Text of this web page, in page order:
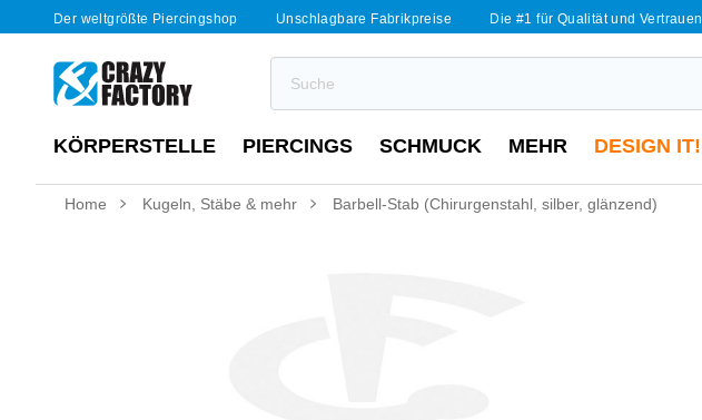
Der weltgrößte Piercingshop Unschlagbare Fabrikpreise Die #1 für Qualität und Vertrauen
KÖRPERSTELLE PIERCINGS SCHMUCK MEHR DESIGN IT!
Home Kugeln, Stäbe & mehr Barbell-Stab (Chirurgenstahl, silber, glänzend)